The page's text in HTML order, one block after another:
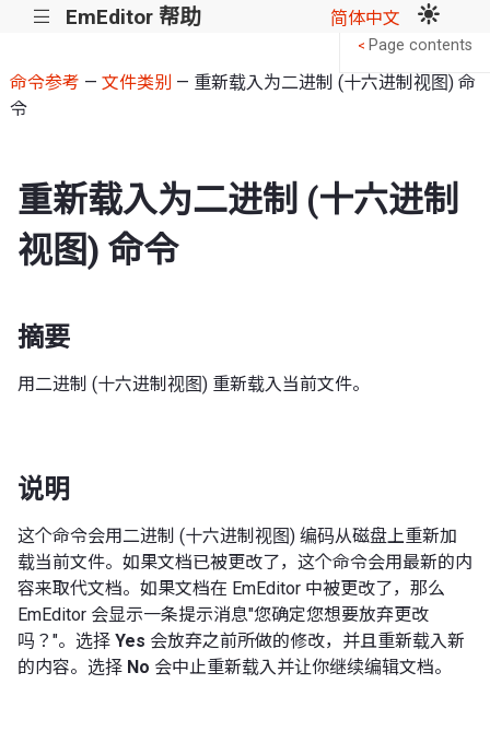
||| EmEditor 帮助 简体中文
命令参考 — 文件类别 — 重新载入为二进制 (十六进制视图) 命
令
重新载入为二进制 (十六进制
视图) 命令
摘要
用二进制 (十六进制视图) 重新载入当前文件。
说明
这个命令会用二进制 (十六进制视图) 编码从磁盘上重新加
载当前文件。如果文档已被更改了，这个命令会用最新的内
容来取代文档。如果文档在 EmEditor 中被更改了，那么
EmEditor 会显示一条提示消息"您确定您想要放弃更改
吗？"。选择 Yes 会放弃之前所做的修改，并且重新载入新
的内容。选择 No 会中止重新载入并让你继续编辑文档。
< Page contents